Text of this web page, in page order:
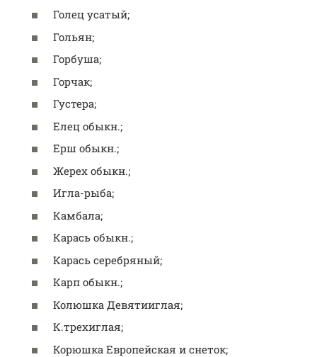
Голец усатый;
Гольян;
Горбуша;
Горчак;
Густера;
Елец обыкн.;
Ерш обыкн.;
Жерех обыкн.;
Игла-рыба;
Камбала;
Карась обыкн.;
Карась серебряный;
Карп обыкн.;
Колюшка Девятииглая;
К.трехиглая;
Корюшка Европейская и снеток;